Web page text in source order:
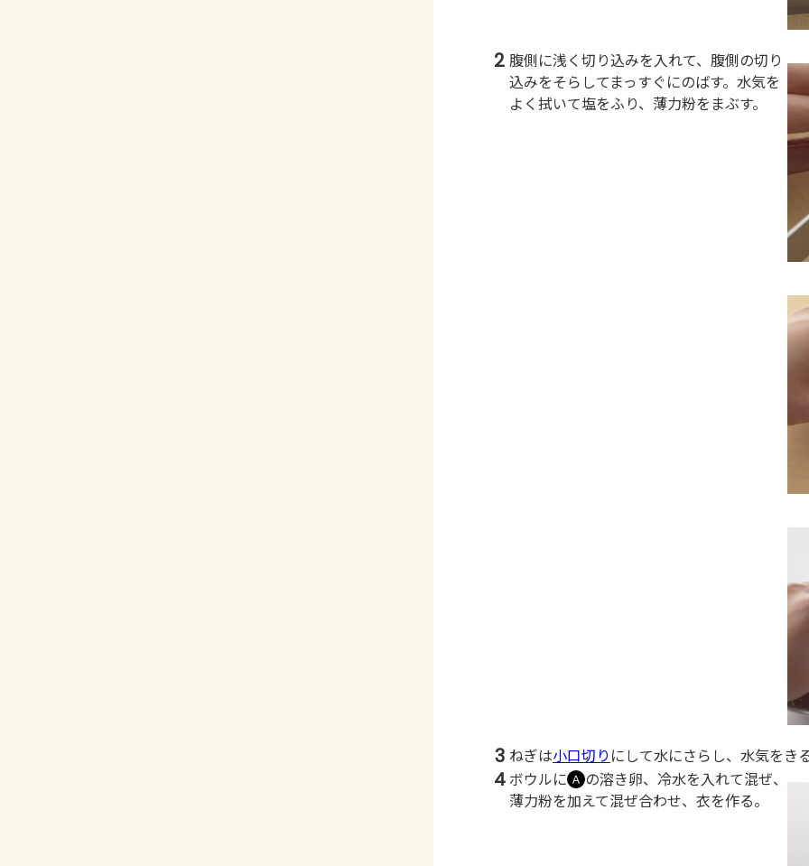
2 腹側に浅く切り込みを入れて、腹側の切り
込みをそらしてまっすぐにのばす。水気を
よく拭いて塩をふり、薄力粉をまぶす。
3 ねぎは小口切り にして水にさらし、水気をき
4 ボウルに Ａ の溶き卵、冷水を入れて混ぜ、
薄力粉を加えて混ぜ合わせ、衣を作る。